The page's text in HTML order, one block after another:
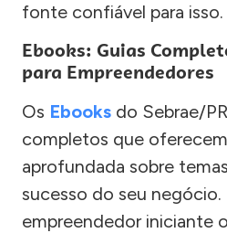
fonte confiável para isso.
Ebooks: Guias
para Empreendedores
Os Ebooks do Sebrae/
completos que
aprofundada sobre
sucesso do seu
empreendedor iniciante